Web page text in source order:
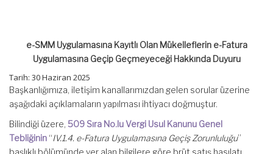
e-SMM Uygulamasına Kayıtlı Olan Mükelleflerin e-Fatura
Uygulamasına Geçip Geçmeyeceği Hakkında Duyuru
Tarih: 30 Haziran 2025
Başkanlığımıza, iletişim kanallarımızdan gelen sorular üzerine
aşağıdaki açıklamaların yapılması ihtiyacı doğmuştur.
Bilindiği üzere, 509 Sıra No.lu Vergi Usul Kanunu Genel
Tebliğinin “IV.1.4. e-Fatura Uygulamasına Geçiş Zorunluluğu”